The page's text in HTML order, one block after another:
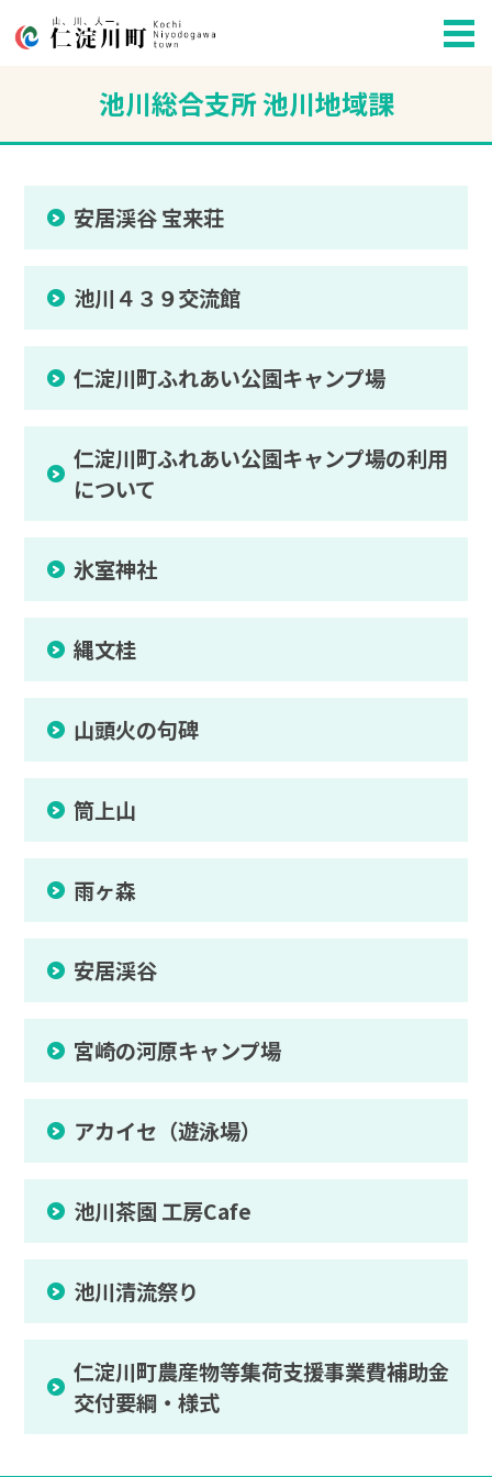
池川総合支所 池川地域課
安居渓谷 宝来荘
池川４３９交流館
仁淀川町ふれあい公園キャンプ場
仁淀川町ふれあい公園キャンプ場の利用
について
氷室神社
縄文桂
山頭火の句碑
筒上山
雨ヶ森
安居渓谷
宮崎の河原キャンプ場
アカイセ（遊泳場）
池川茶園 工房Cafe
池川清流祭り
仁淀川町農産物等集荷支援事業費補助金
交付要綱・様式